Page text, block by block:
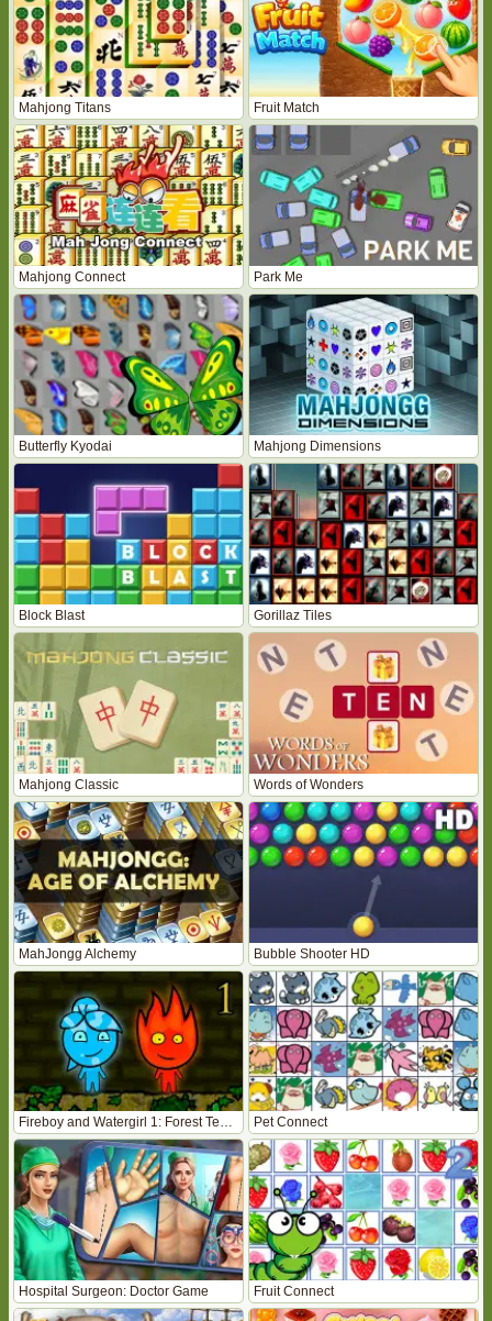
Mahjong Titans Fruit Match
Mahjong Connect Park Me
Butterfly Kyodai Mahjong Dimensions
Block Blast Gorillaz Tiles
Mahjong Classic Words of Wonders
MahJongg Alchemy Bubble Shooter HD
Fireboy and Watergirl 1: Forest Temple Pet Connect
Hospital Surgeon: Doctor Game Fruit Connect